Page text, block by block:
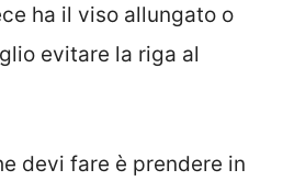
ha il viso allungato o
evitare la riga al
devi fare è prendere in